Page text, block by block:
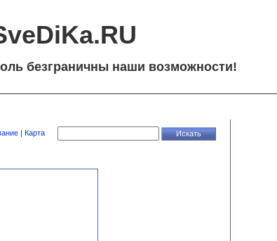
безграничны наши возможности!
| Карта